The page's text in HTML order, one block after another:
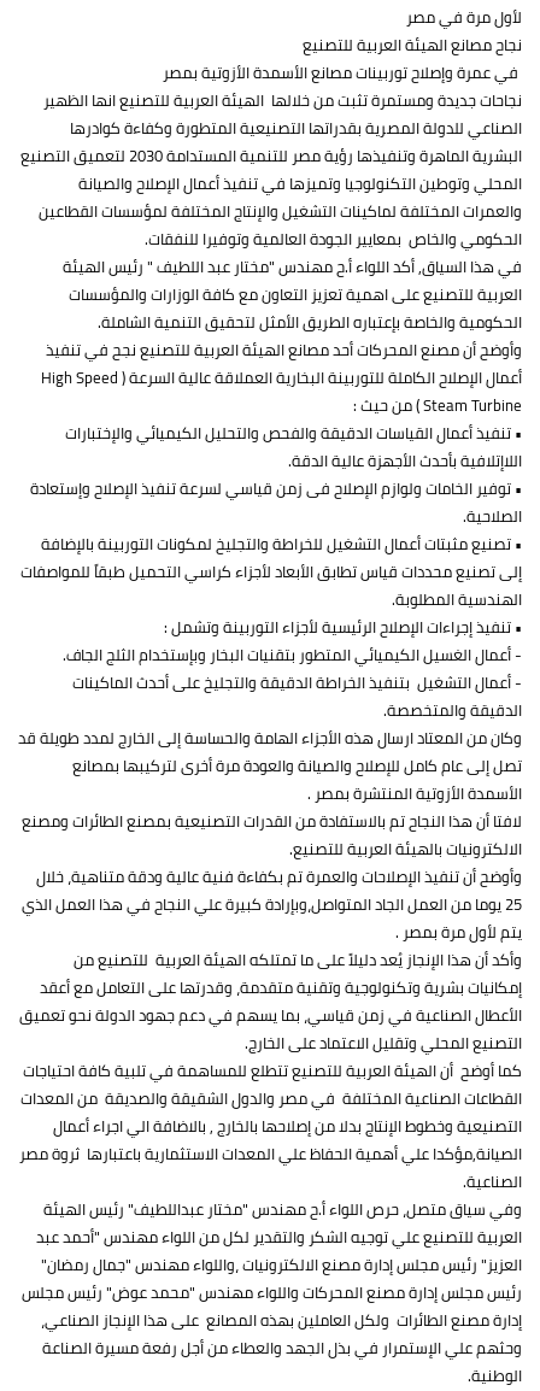
لأول مرة في مصر
نجاح مصانع الهيئة العربية للتصنيع
في عمرة وإصلاح توربينات مصانع الأسمدة الأزوتية بمصر
نجاحات جديدة ومستمرة تثبت من خلالها الهيئة العربية للتصنيع انها الظهير
الصناعي للدولة المصرية بقدراتها التصنيعية المتطورة وكفاءة كوادرها
البشرية الماهرة وتنفيذها رؤية مصر للتنمية المستدامة 2030 لتعميق التصنيع
المحلي وتوطين التكنولوجيا وتميزها في تنفيذ أعمال الإصلاح والصيانة
والعمرات المختلفة لماكينات التشغيل والإنتاج المختلفة لمؤسسات القطاعين
الحكومي والخاص بمعايير الجودة العالمية وتوفيرا للنفقات.
في هذا السياق, أكد اللواء أ.ح مهندس "مختار عبد اللطيف " رئيس الهيئة
العربية للتصنيع على اهمية تعزيز التعاون مع كافة الوزارات والمؤسسات
الحكومية والخاصة بإعتباره الطريق الأمثل لتحقيق التنمية الشاملة.
وأوضح أن مصنع المحركات أحد مصانع الهيئة العربية للتصنيع نجح في تنفيذ
أعمال الإصلاح الكاملة للتوربينة البخارية العملاقة عالية السرعة ( High Speed
Steam Turbine ) من حيث :
• تنفيذ أعمال القياسات الدقيقة والفحص والتحليل الكيميائي والإختبارات
اللاإتلافية بأحدث الأجهزة عالية الدقة.
• توفير الخامات ولوازم الإصلاح فى زمن قياسي لسرعة تنفيذ الإصلاح وإستعادة
الصلاحية.
• تصنيع مثبتات أعمال التشغيل للخراطة والتجليخ لمكونات التوربينة بالإضافة
إلى تصنيع محددات قياس تطابق الأبعاد لأجزاء كراسي التحميل طبقاً للمواصفات
الهندسية المطلوبة.
• تنفيذ إجراءات الإصلاح الرئيسية لأجزاء التوربينة وتشمل :
- أعمال الغسيل الكيميائي المتطور بتقنيات البخار وبإستخدام الثلج الجاف.
- أعمال التشغيل بتنفيذ الخراطة الدقيقة والتجليخ على أحدث الماكينات
الدقيقة والمتخصصة.
وكان من المعتاد ارسال هذه الأجزاء الهامة والحساسة إلى الخارج لمدد طويلة قد
تصل إلى عام كامل للإصلاح والصيانة والعودة مرة أخرى لتركيبها بمصانع
الأسمدة الأزوتية المنتشرة بمصر .
لافتا أن هذا النجاح تم بالاستفادة من القدرات التصنيعية بمصنع الطائرات ومصنع
الالكترونيات بالهيئة العربية للتصنيع.
وأوضح أن تنفيذ الإصلاحات والعمرة تم بكفاءة فنية عالية ودقة متناهية، خلال
25 يوما من العمل الجاد المتواصل،وبإرادة كبيرة علي النجاح في هذا العمل الذي
يتم لأول مرة بمصر .
وأكد أن هذا الإنجاز يُعد دليلاً على ما تمتلكه الهيئة العربية للتصنيع من
إمكانيات بشرية وتكنولوجية وتقنية متقدمة، وقدرتها على التعامل مع أعقد
الأعطال الصناعية في زمن قياسي، بما يسهم في دعم جهود الدولة نحو تعميق
التصنيع المحلي وتقليل الاعتماد على الخارج.
كما أوضح أن الهيئة العربية للتصنيع تتطلع للمساهمة في تلبية كافة احتياجات
القطاعات الصناعية المختلفة في مصر والدول الشقيقة والصديقة من المعدات
التصنيعية وخطوط الإنتاج بدلا من إصلاحها بالخارج , بالاضافة الي اجراء أعمال
الصيانة,مؤكدا علي أهمية الحفاظ علي المعدات الاستثمارية باعتبارها ثروة مصر
الصناعية.
وفي سياق متصل، حرص اللواء أ.ح مهندس "مختار عبداللطيف" رئيس الهيئة
العربية للتصنيع علي توجيه الشكر والتقدير لكل من اللواء مهندس "أحمد عبد
العزيز" رئيس مجلس إدارة مصنع الالكترونيات ،واللواء مهندس "جمال رمضان"
رئيس مجلس إدارة مصنع المحركات واللواء مهندس "محمد عوض" رئيس مجلس
إدارة مصنع الطائرات ولكل العاملين بهذه المصانع على هذا الإنجاز الصناعي،
وحثهم علي الإستمرار في بذل الجهد والعطاء من أجل رفعة مسيرة الصناعة
الوطنية.